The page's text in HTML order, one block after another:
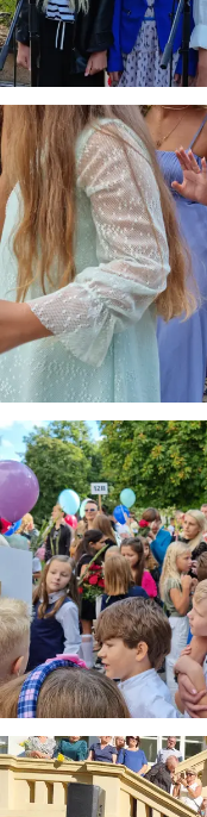
Virtualus asistentas
Sveiki! Taip, aš esu
suteikia man
dar tobulai atsimenu
informaciją. Jei visgi
Jums reikiamus
atsakingo specialisto.
Taigi... kuo galėčiau